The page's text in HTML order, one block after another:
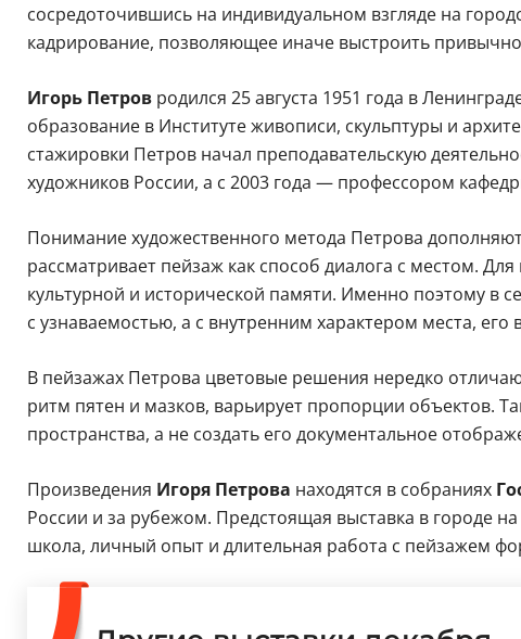
сосредоточившись на индивидуальном взгляде на
кадрирование, позволяющее иначе выстроить
Игорь Петров родился 25 августа 1951 года в
образование в Институте живописи, скульптуры и
стажировки Петров начал преподавательскую
художников России, а с 2003 года — профессором
Понимание художественного метода Петрова
рассматривает пейзаж как способ диалога с местом.
культурной и исторической памяти. Именно поэтому в
с узнаваемостью, а с внутренним характером места,
В пейзажах Петрова цветовые решения нередко
ритм пятен и мазков, варьирует пропорции объектов.
пространства, а не создать его документальное
Произведения Игоря Петрова находятся в собраниях
России и за рубежом. Предстоящая выставка в городе
школа, личный опыт и длительная работа с пейзажем